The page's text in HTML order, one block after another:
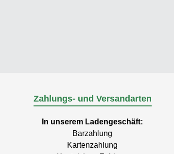
Zahlungs- und Versandarten
In unserem Ladengeschäft:
Barzahlung
Kartenzahlung